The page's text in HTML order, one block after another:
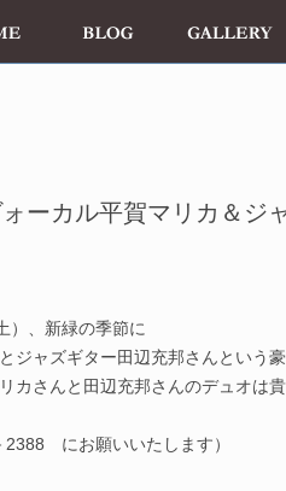
ーカル平賀マリカ＆ジ
）、新緑の季節に
ジャズギター田辺充邦さんという
カさんと田辺充邦さんのデュオは
にお願いいたします）